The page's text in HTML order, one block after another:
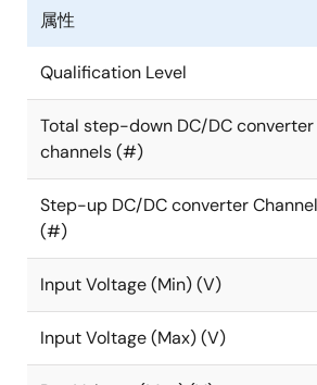
DA9132デバイスは、入力電圧範囲が
電圧範囲が0.3V〜1.9Vであるため、
ステムに適しています。DA9132に必
型0.10μHインダクタのみで、これに
化されたBOMとフットプリントを提
超える出力電圧は、外付けの抵抗分
ます
DA9132デバイスは、柔軟性、拡張性
車載システムおよびサブPMICを擁
リの一つであり、「Exact-Fit」電源
実現します。この製品は、3.3mm x
FC-QFNウェッタブルフランクパッ
す。車載グレードのバージョン(
属性
Qualification Level
Total step-down DC/DC converter
channels (#)
Step-up DC/DC converter
(#)
Input Voltage (Min) (V)
Input Voltage (Max) (V)